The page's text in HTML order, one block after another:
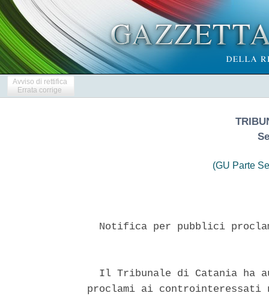
Avviso di rettifica
Errata corrige
(GU Parte
Notifica per pubblici
Il Tribunale di Catania ha
proclami ai controinteressati